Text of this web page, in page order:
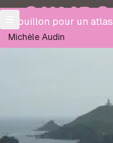
OULIPO
Brouillon pour un atlas
Michèle Audin